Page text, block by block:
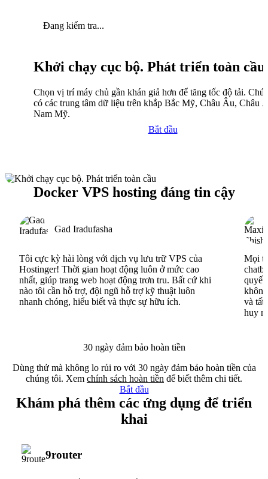
Đang kiểm tra...
Khởi chạy cục bộ. Phát triển toàn cầu
Chọn vị trí máy chủ gần khán giả hơn để tăng tốc độ tải.
có các trung tâm dữ liệu trên khắp Bắc Mỹ, Châu Âu, Châu
Nam Mỹ.
Bắt đầu
Docker VPS hosting đáng tin cậy
Gad Iradufasha
Tôi cực kỳ hài lòng với dịch vụ lưu trữ VPS của
Hostinger! Thời gian hoạt động luôn ở mức cao
nhất, giúp trang web hoạt động trơn tru. Bất cứ khi
nào tôi cần hỗ trợ, đội ngũ hỗ trợ kỹ thuật luôn
nhanh chóng, hiểu biết và thực sự hữu ích.
Mọi
quyết
và tất
huy
30 ngày đảm bảo hoàn tiền
Dùng thử mà không lo rủi ro với 30 ngày đảm bảo hoàn tiền của
chúng tôi. Xem chính sách hoàn tiền để biết thêm chi tiết.
Bắt đầu
Khám phá thêm các ứng dụng để triển
khai
9router